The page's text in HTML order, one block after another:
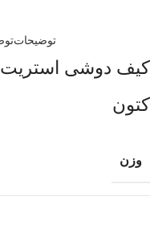
توضیحات
کیف دوشی استریت
کتون
وزن